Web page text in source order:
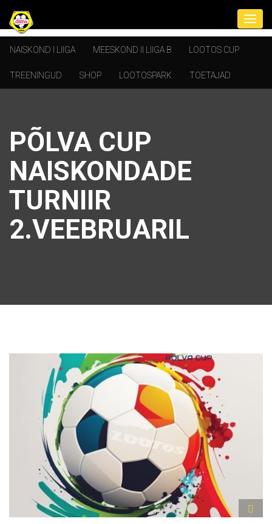
NAISKOND I LIIGA MEESKOND II LIIGA B LOOTOS CUP
TREENINGUD SHOP LOOTOSPARK TOETAJAD
PÕLVA CUP
NAISKONDADE
TURNIIR
2.VEEBRUARIL